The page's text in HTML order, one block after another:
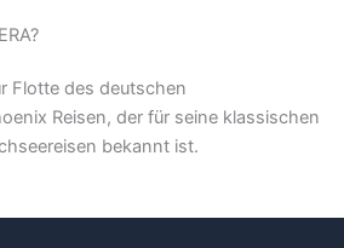
Flotte des deutschen
Reisen, der für seine klassischen
bekannt ist.